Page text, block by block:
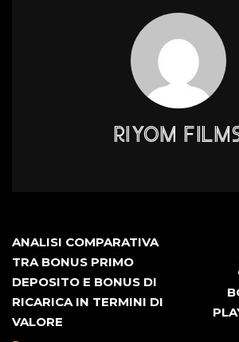
RIYOM
ANALISI COMPARATIVA
TRA BONUS PRIMO
DEPOSITO E BONUS DI
RICARICA IN TERMINI DI
VALORE